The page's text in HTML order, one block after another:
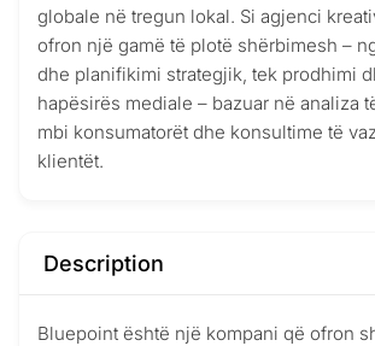
globale në tregun lokal. Si agjenci
ofron një gamë të plotë shërbimesh –
dhe planifikimi strategjik, tek prodhimi
hapësirës mediale – bazuar në analiza
mbi konsumatorët dhe konsultime të
klientët.
Description
Bluepoint është një kompani që ofron